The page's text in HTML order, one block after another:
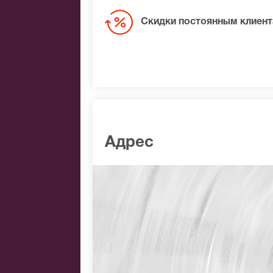
Скидки постоянным
Адрес